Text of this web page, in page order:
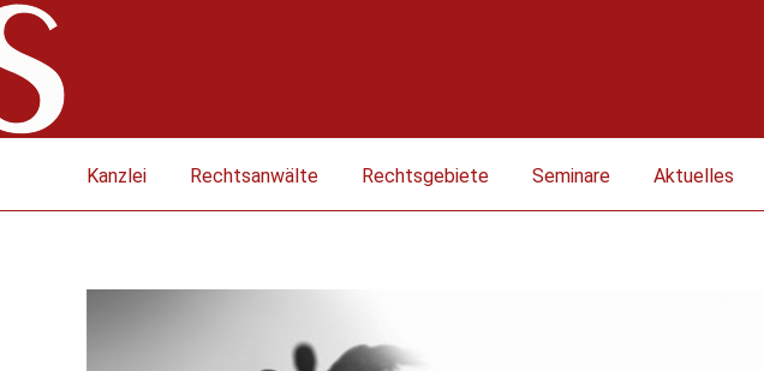
Kanzlei Rechtsanwälte Rechtsgebiete Seminare Aktuelles